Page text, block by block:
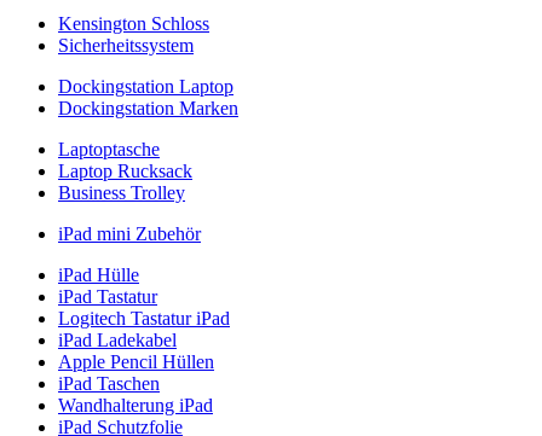
Kensington Schloss
Sicherheitssystem
Dockingstation Laptop
Dockingstation Marken
Laptoptasche
Laptop Rucksack
Business Trolley
iPad mini Zubehör
iPad Hülle
iPad Tastatur
Logitech Tastatur iPad
iPad Ladekabel
Apple Pencil Hüllen
iPad Taschen
Wandhalterung iPad
iPad Schutzfolie